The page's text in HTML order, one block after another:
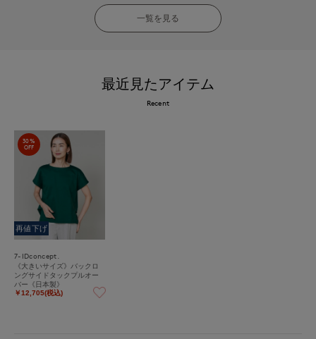
一覧を見る
最近見たアイテム
Recent
30%
OFF
再値下げ
7-IDconcept.
《大きいサイズ》バックロ
ングサイドタックプルオー
バー《日本製》
￥12,705(税込)